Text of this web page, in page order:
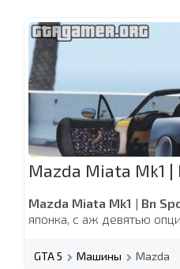
Mazda Miata Mk1 |
Mazda Miata Mk1 | Bn
японка, с аж девятью
GTA 5 Машины Mazda